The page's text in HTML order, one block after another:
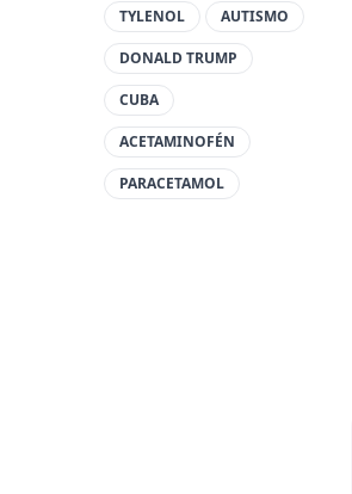
TYLENOL AUTISMO
DONALD TRUMP
CUBA
ACETAMINOFÉN
PARACETAMOL